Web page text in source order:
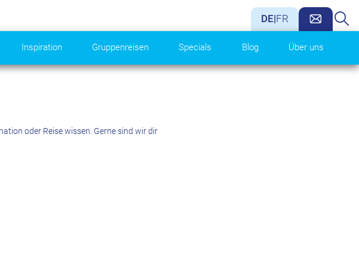
DE|FR
Inspiration Gruppenreisen Specials Blog Über uns
oder Reise wissen. Gerne sind wir dir